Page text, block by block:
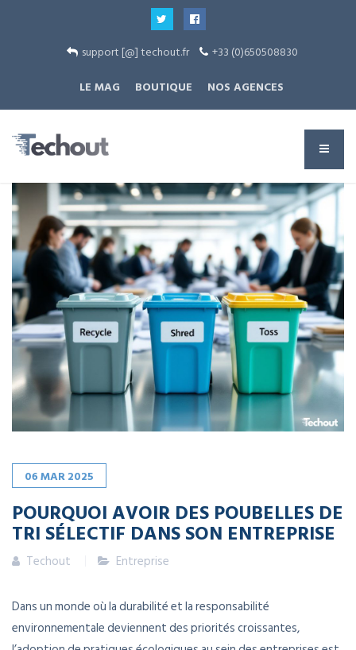
support [@] techout.fr
+33 (0)650508830
LE MAG
BOUTIQUE NOS AGENCES
06MAR2025
POURQUOI AVOIR DES POUBELLES DE
TRI SÉLECTIF DANS SON ENTREPRISE
Techout Entreprise
Dans un monde où la durabilité et la responsabilité
environnementale deviennent des priorités croissantes,